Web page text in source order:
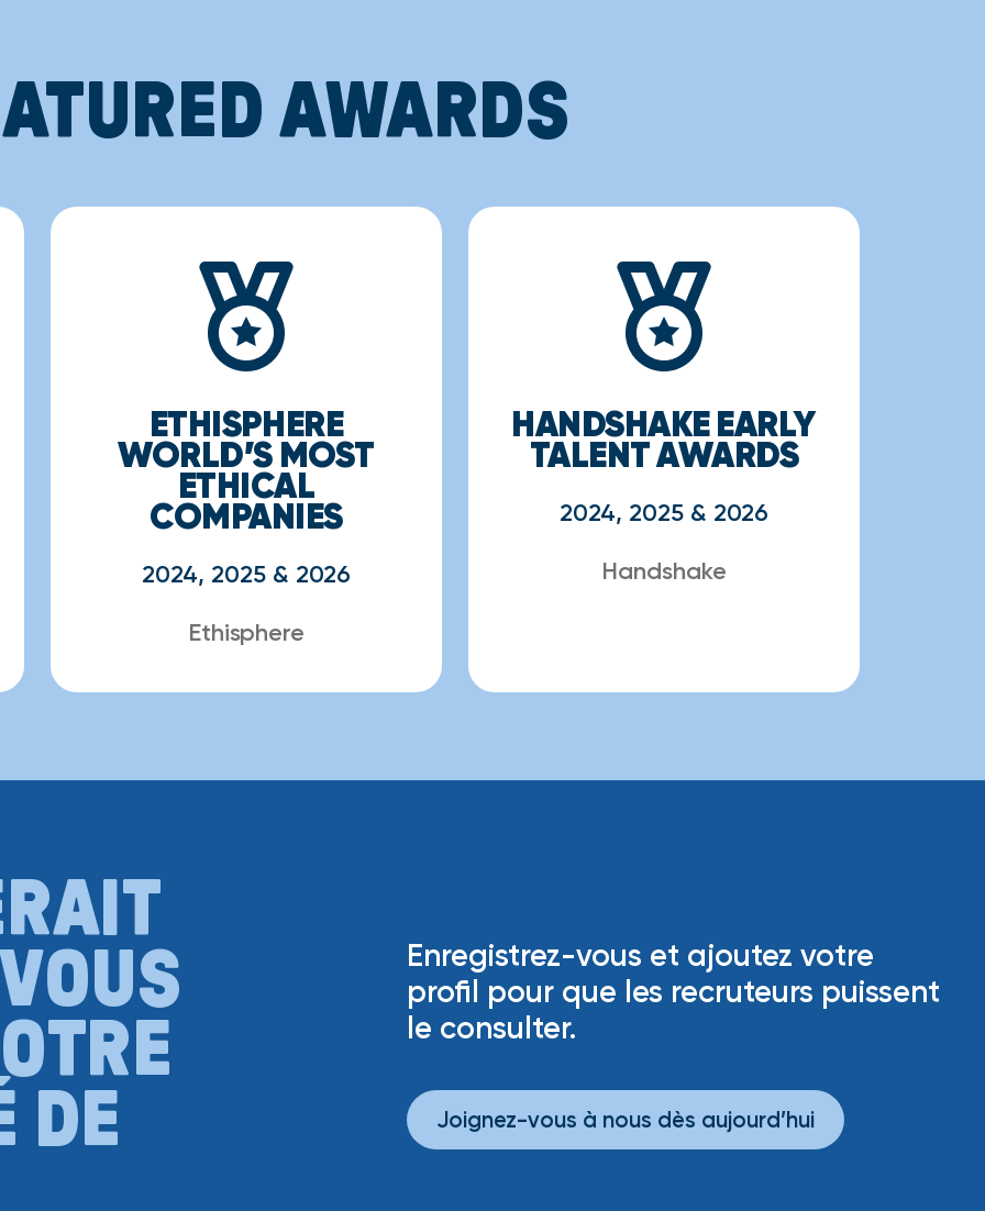
AWARDS
ETHISPHERE
WORLD’S MOST
ETHICAL
COMPANIES
2024, 2025 & 2026
Ethisphere
HANDSHAKE EARLY
TALENT AWARDS
2024, 2025 & 2026
Handshake
DE
Enregistrez-vous et ajoutez votre
profil pour que les recruteurs puissent
le consulter.
Joignez-vous à nous dès aujourd’hui